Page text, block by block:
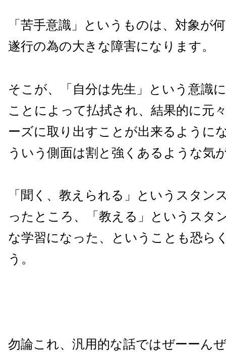
「苦手意識」というものは、対象が
遂行の為の大きな障害になります。
そこが、「自分は先生」という意識
ことによって払拭され、結果的に元
ーズに取り出すことが出来るように
ういう側面は割と強くあるような気
「聞く、教えられる」というスタン
ったところ、「教える」というスタ
な学習になった、ということも恐ら
う。
勿論これ、汎用的な話ではぜーーん